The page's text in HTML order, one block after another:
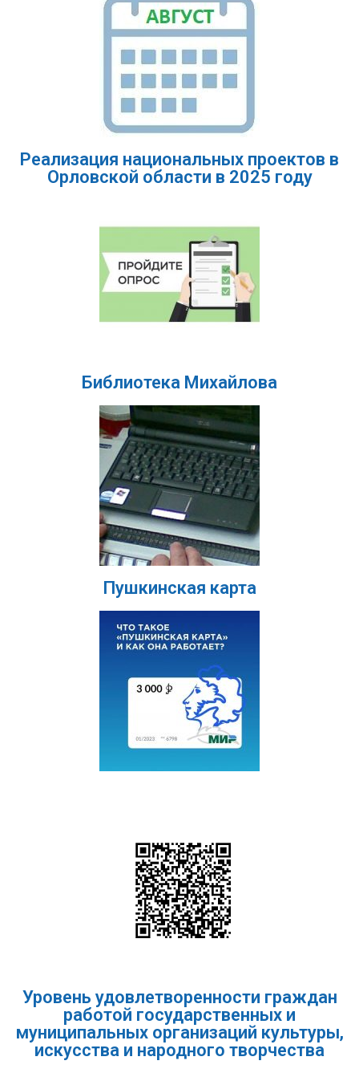
Реализация национальных проектов в
Орловской области в 2025 году
Библиотека Михайлова
Пушкинская карта
Уровень удовлетворенности граждан
работой государственных и
муниципальных организаций культуры,
искусства и народного творчества